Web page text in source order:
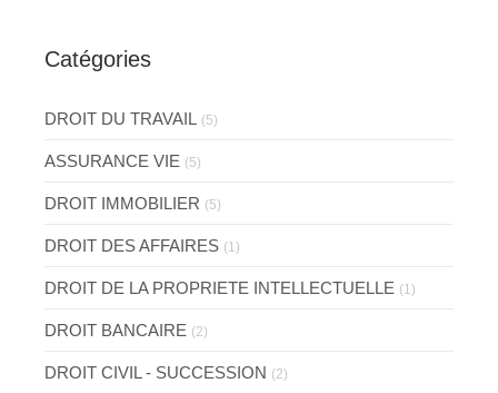
Catégories
DROIT DU TRAVAIL (5)
ASSURANCE VIE (5)
DROIT IMMOBILIER (5)
DROIT DES AFFAIRES (1)
DROIT DE LA PROPRIETE INTELLECTUELLE (1)
DROIT BANCAIRE (2)
DROIT CIVIL - SUCCESSION (2)